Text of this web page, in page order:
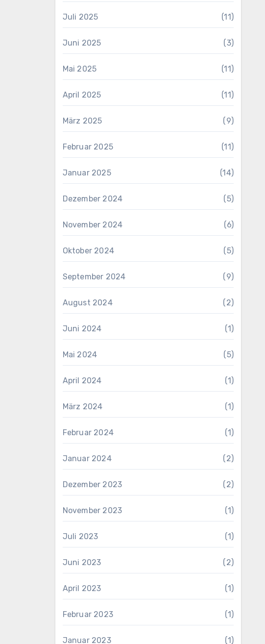
Juli 2025 (11)
Juni 2025 (3)
Mai 2025 (11)
April 2025 (11)
März 2025 (9)
Februar 2025 (11)
Januar 2025 (14)
Dezember 2024 (5)
November 2024 (6)
Oktober 2024 (5)
September 2024 (9)
August 2024 (2)
Juni 2024 (1)
Mai 2024 (5)
April 2024 (1)
März 2024 (1)
Februar 2024 (1)
Januar 2024 (2)
Dezember 2023 (2)
November 2023 (1)
Juli 2023 (1)
Juni 2023 (2)
April 2023 (1)
Februar 2023 (1)
Januar 2023 (1)